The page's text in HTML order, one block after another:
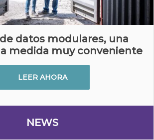
datos modulares, una
medida muy conveniente
LEER AHORA
NEWS